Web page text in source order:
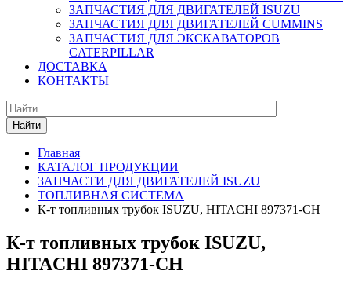
ЗАПЧАСТИЯ ДЛЯ ДВИГАТЕЛЕЙ ISUZU
ЗАПЧАСТИЯ ДЛЯ ДВИГАТЕЛЕЙ CUMMINS
ЗАПЧАСТИЯ ДЛЯ ЭКСКАВАТОРОВ
CATERPILLAR
ДОСТАВКА
КОНТАКТЫ
Найти
Главная
КАТАЛОГ ПРОДУКЦИИ
ЗАПЧАСТИ ДЛЯ ДВИГАТЕЛЕЙ ISUZU
ТОПЛИВНАЯ СИСТЕМА
К-т топливных трубок ISUZU, HITACHI 897371-CH
К-т топливных трубок ISUZU,
HITACHI 897371-CH